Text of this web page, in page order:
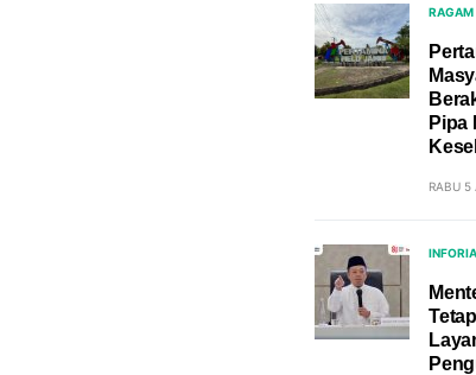
RAGAM
Pipa
RABU 5